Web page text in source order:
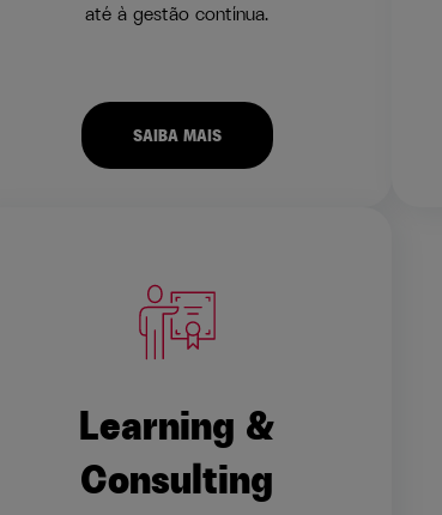
até à gestão contínua.
SAIBA MAIS
Learning &
Consulting